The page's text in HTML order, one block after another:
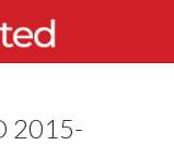
2015-